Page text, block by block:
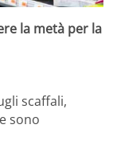
la metà per la
scaffali,
sono